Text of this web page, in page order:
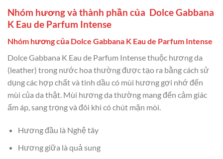
Nhóm hương và thành phần của Dolce Gabbana
K Eau de Parfum Intense
Nhóm hương của Dolce Gabbana K Eau de Parfum Intense
Dolce Gabbana K Eau de Parfum Intense thuộc hương da
(leather) trong nước hoa thường được tạo ra bằng cách sử
dụng các hợp chất và tinh dầu có mùi hương gợi nhớ đến
mùi của da thật. Mùi hương da thường mang đến cảm giác
ấm áp, sang trọng và đôi khi có chút mặn mòi.
Hương đầu là Nghệ tây
Hương giữa là quả sung